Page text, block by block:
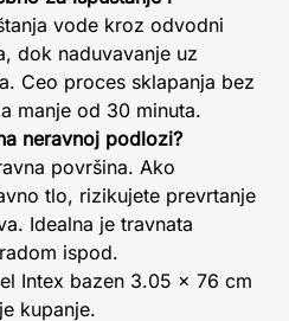
vode kroz odvodni
dok naduvavanje uz
Ceo proces sklapanja bez
manje od 30 minuta.
neravnoj podlozi?
površina. Ako
tlo, rizikujete prevrtanje
Idealna je travnata
ispod.
Intex bazen 3.05 x 76 cm
kupanje.